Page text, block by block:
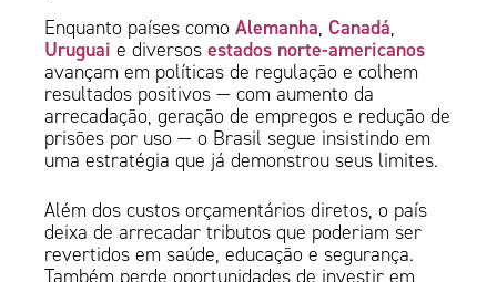
Enquanto países comoAlemanha,Canadá,
Uruguai e diversosestados norte-americanos
avançam em políticas de regulação e colhem
resultados positivos — com aumento da
arrecadação, geração de empregos e redução de
prisões por uso — o Brasil segue insistindo em
uma estratégia que já demonstrou seus limites.
Além dos custos orçamentários diretos, o país
deixa de arrecadar tributos que poderiam ser
revertidos em saúde, educação e segurança.
Também perde oportunidades de investir em